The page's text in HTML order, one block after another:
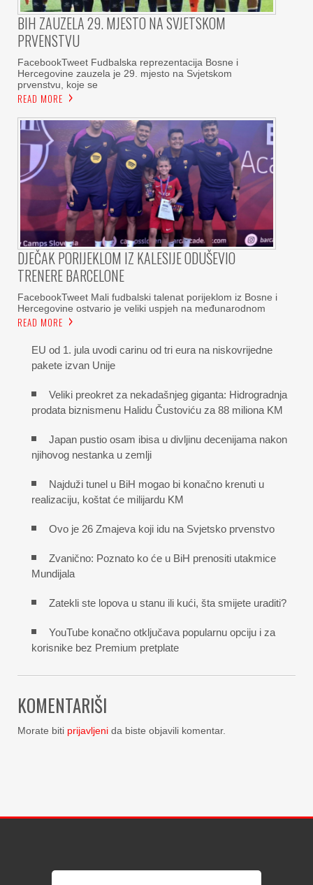
BIH ZAUZELA 29. MJESTO NA SVJETSKOM
PRVENSTVU
FacebookTweet Fudbalska reprezentacija Bosne i
Hercegovine zauzela je 29. mjesto na Svjetskom
prvenstvu, koje se
READ MORE
DJEČAK PORIJEKLOM IZ KALESIJE ODUŠEVIO
TRENERE BARCELONE
FacebookTweet Mali fudbalski talenat porijeklom iz Bosne i
Hercegovine ostvario je veliki uspjeh na međunarodnom
READ MORE
EU od 1. jula uvodi carinu od tri eura na niskovrijedne
pakete izvan Unije
Veliki preokret za nekadašnjeg giganta: Hidrogradnja
prodata biznismenu Halidu Čustoviću za 88 miliona KM
Japan pustio osam ibisa u divljinu decenijama nakon
njihovog nestanka u zemlji
Najduži tunel u BiH mogao bi konačno krenuti u
realizaciju, koštat će milijardu KM
Ovo je 26 Zmajeva koji idu na Svjetsko prvenstvo
Zvanično: Poznato ko će u BiH prenositi utakmice
Mundijala
Zatekli ste lopova u stanu ili kući, šta smijete uraditi?
YouTube konačno otključava popularnu opciju i za
korisnike bez Premium pretplate
KOMENTARIŠI
Morate biti prijavljeni da biste objavili komentar.